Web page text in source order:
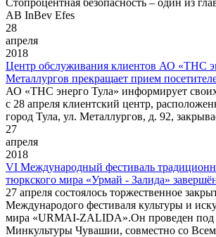
AB InBev Efes
28
апреля
2018
Центр обслуживания клиентов АО «ТНС
Металлургов прекращает прием
АО «ТНС энерго Тула» информирует
с 28 апреля клиентский центр,
город Тула, ул. Металлургов, д. 92,
27
апреля
2018
VI Международный фестиваль
тюркского мира «Урмай - Залида»
27 апреля состоялось торжественное
Международого фестиваля культуры и
мира «URMAI-ZALIDA».Он проведен под
Минкультуры Чувашии, совместно со